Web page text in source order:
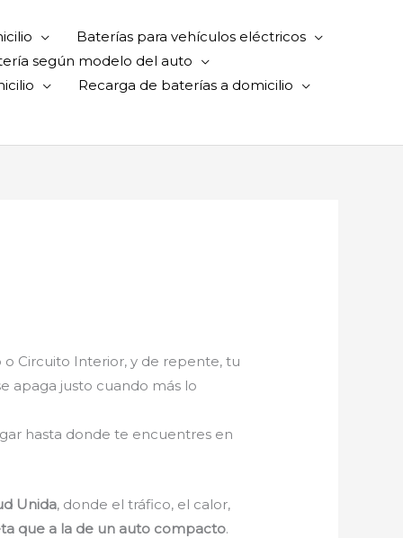
Baterías para vehículos eléctricos
según modelo del auto
Recarga de baterías a domicilio
Circuito Interior, y de repente, tu
apaga justo cuando más lo
hasta donde te encuentres en
Unida, donde el tráfico, el calor,
que a la de un auto compacto.